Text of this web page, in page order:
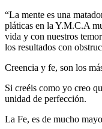
“La mente es una
pláticas en la Y.M.C.A
vida y con nuestros
los resultados con
Creencia y fe, son los
Si creéis como yo creo
unidad de perfección.
La Fe, es de mucho